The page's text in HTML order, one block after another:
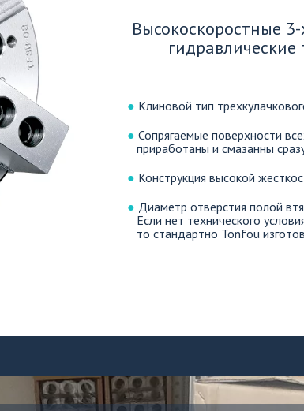
Высокоскоростные
● Клиновой тип
● Сопрягаемые поверхности
приработаны и смазанны
● Конструкция высокой
● Диаметр отверстия полой
то стандартно Tonfou